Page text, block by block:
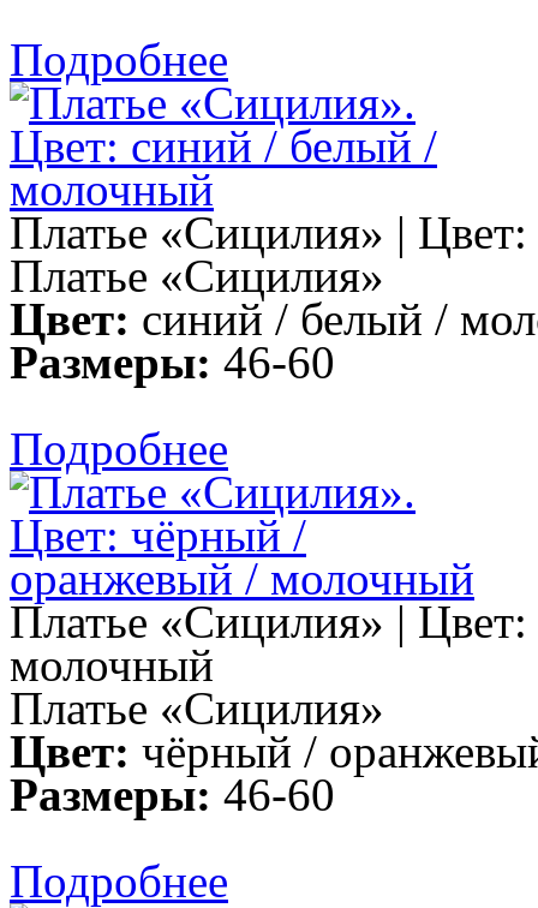
Подробнее
Платье «Сицилия» |
Платье «Сицилия»
Цвет: синий / белый /
Размеры: 46-60
Подробнее
Платье «Сицилия» |
молочный
Платье «Сицилия»
Цвет: чёрный /
Размеры: 46-60
Подробнее